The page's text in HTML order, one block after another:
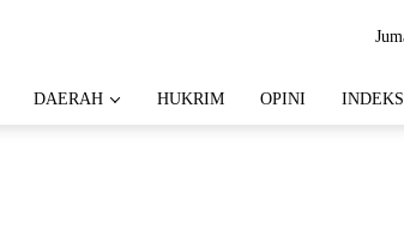
DAERAH HUKRIM OPINI